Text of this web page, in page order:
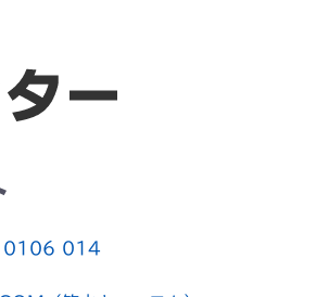
0106 014